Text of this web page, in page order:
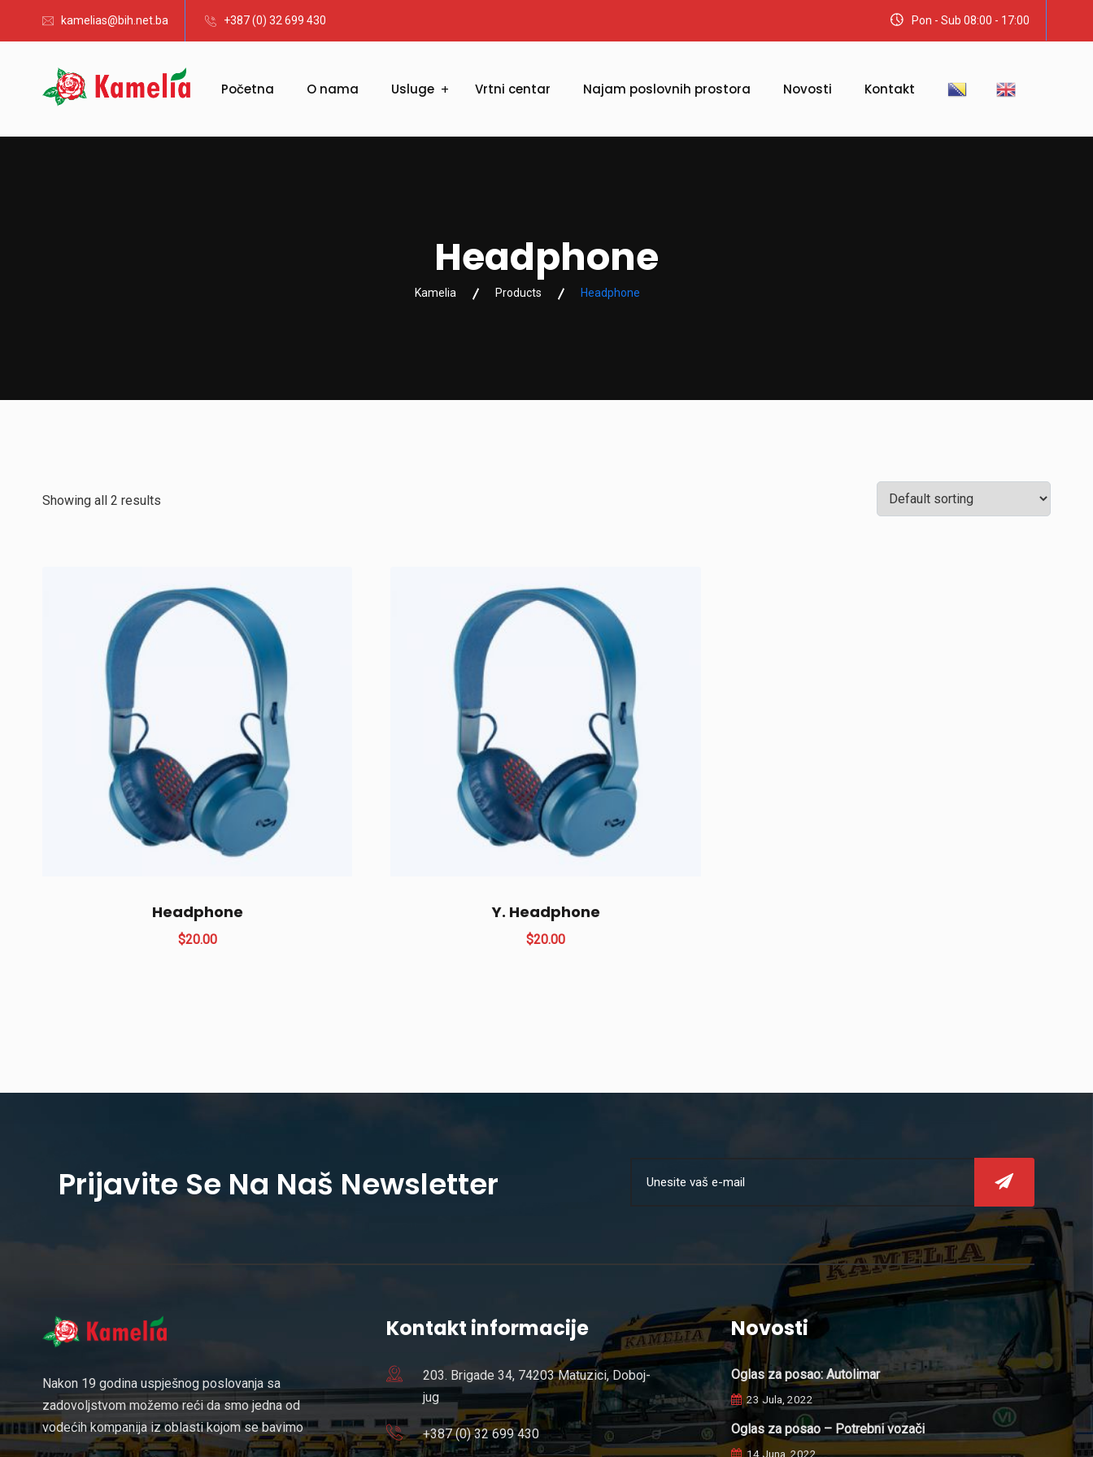
kamelias@bih.net.ba +387 (0) 32 699 430 Pon - Sub 08:00 - 17:00
Početna O nama Usluge Vrtni centar Najam poslovnih prostora Novosti Kontakt
Headphone
Kamelia Products Headphone
Showing all 2 results
Headphone
$20.00
Y. Headphone
$20.00
Prijavite Se Na Naš Newsletter
Nakon 19 godina uspješnog poslovanja sa
zadovoljstvom možemo reći da smo jedna od
vodećih kompanija iz oblasti kojom se bavimo
Kontakt informacije
203. Brigade 34, 74203 Matuzici, Doboj-
jug
+387 (0) 32 699 430
Novosti
Oglas za posao: Autolimar
23 Jula, 2022
Oglas za posao – Potrebni vozači
14 Juna, 2022